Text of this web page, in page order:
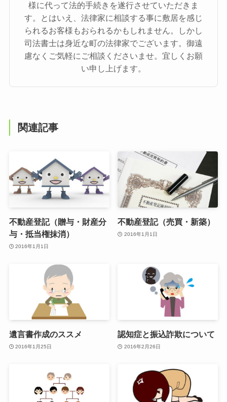
様に代って法的手続きを遂行させていただきま
す。とはいえ、法律家に相談する事に敷居を感じ
られるお客様もおられるかもしれません。しかし
司法書士は身近な町の法律家でございます。御遠
慮なくご気軽にご相談くださいませ。宜しくお願
い申し上げます。
関連記事
不動産登記（贈与・財産分
与・抵当権抹消）
2016年1月1日
不動産登記（売買・新築）
2016年1月1日
遺言書作成のススメ
2016年1月25日
認知症と振込詐欺について
2016年2月26日